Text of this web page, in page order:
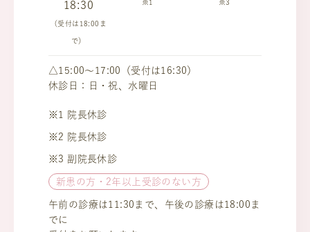
18:30
（受付は18:00ま
で）
※1 ※3
△15:00～17:00（受付は16:30）
休診日：日・祝、水曜日
※1 院長休診
※2 院長休診
※3 副院長休診
新患の方・2年以上受診のない方
午前の診療は11:30まで、午後の診療は18:00ま
でに